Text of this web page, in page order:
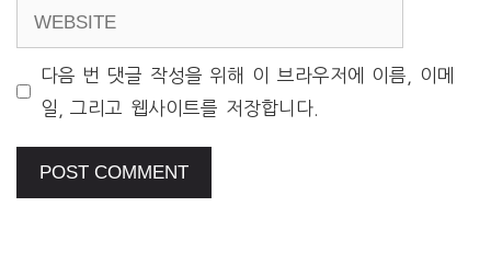
WEBSITE
다음 번 댓글 작성을 위해 이 브라우저에 이름, 이메
일, 그리고 웹사이트를 저장합니다.